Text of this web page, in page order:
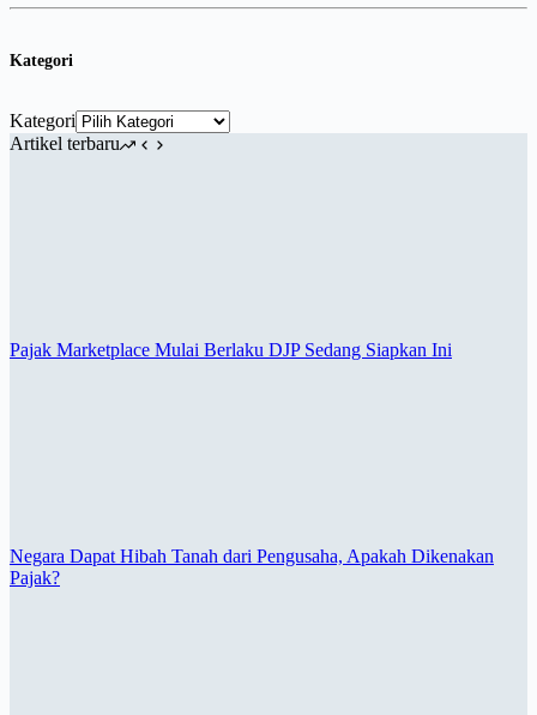
Kategori
Kategori
Artikel terbaru
Pajak Marketplace Mulai Berlaku DJP Sedang Siapkan Ini
Negara Dapat Hibah Tanah dari Pengusaha, Apakah Dikenakan
Pajak?